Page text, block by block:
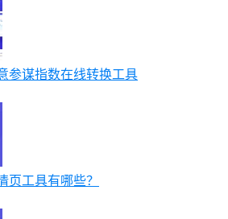
参谋指数在线转换工具
页工具有哪些？